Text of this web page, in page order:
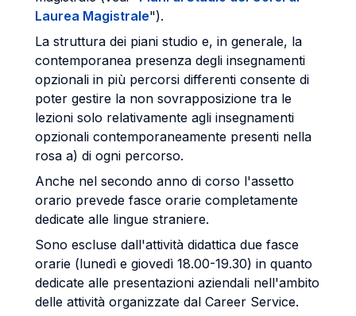
Laurea Magistrale").
La struttura dei piani studio e, in generale, la
contemporanea presenza degli insegnamenti
opzionali in più percorsi differenti consente di
poter gestire la non sovrapposizione tra le
lezioni solo relativamente agli insegnamenti
opzionali contemporaneamente presenti nella
rosa a) di ogni percorso.
Anche nel secondo anno di corso l'assetto
orario prevede fasce orarie completamente
dedicate alle lingue straniere.
Sono escluse dall'attività didattica due fasce
orarie (lunedì e giovedì 18.00-19.30) in quanto
dedicate alle presentazioni aziendali nell'ambito
delle attività organizzate dal Career Service.